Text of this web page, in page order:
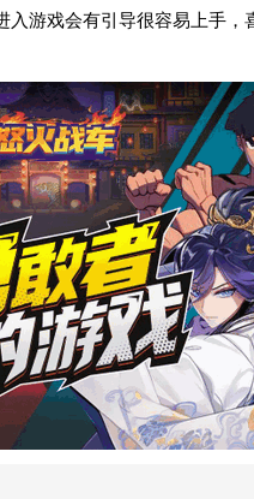
游戏会有引导很容易上手，